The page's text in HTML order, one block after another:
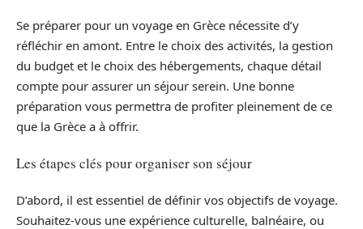
Se préparer pour un voyage en Grèce nécessite d’y
réfléchir en amont. Entre le choix des activités, la gestion
du budget et le choix des hébergements, chaque détail
compte pour assurer un séjour serein. Une bonne
préparation vous permettra de profiter pleinement de ce
que la Grèce a à offrir.
Les étapes clés pour organiser son séjour
D’abord, il est essentiel de définir vos objectifs de voyage.
Souhaitez-vous une expérience culturelle, balnéaire, ou